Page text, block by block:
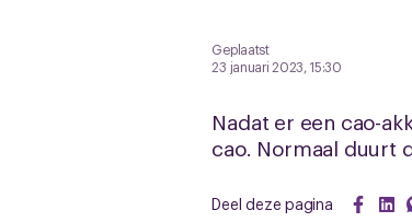
Geplaatst
23 januari 2023, 15:30
Nadat er een cao-
cao. Normaal duurt
Deel deze pagina